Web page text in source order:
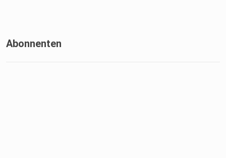
Abonnenten